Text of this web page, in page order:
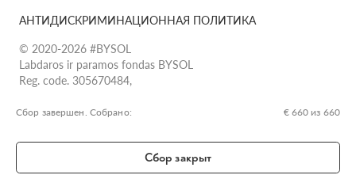
Сбор завершен. Собрано: € 660 из 660
Сбор закрыт
АНТИДИСКРИМИНАЦИОННАЯ ПОЛИТИКА
© 2020-2026 #BYSOL
Labdaros ir paramos fondas BYSOL
Reg. code. 305670484,
g.17-1, LT-13253
SWIFT kodas HABALT22